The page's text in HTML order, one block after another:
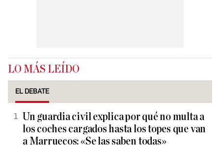
LO MÁS LEÍDO
EL DEBATE
Un guardia civil explica por qué no multa a
los coches cargados hasta los topes que van
a Marruecos: «Se las saben todas»